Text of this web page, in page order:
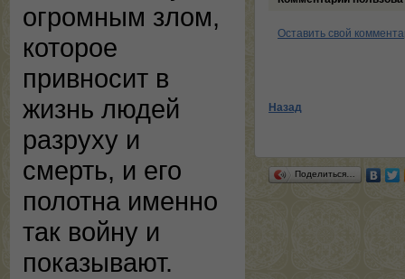
огромным злом,
которое
привносит в
жизнь людей
разруху и
смерть, и его
полотна именно
так войну и
показывают.
Оставить свой
Назад
Поделиться…